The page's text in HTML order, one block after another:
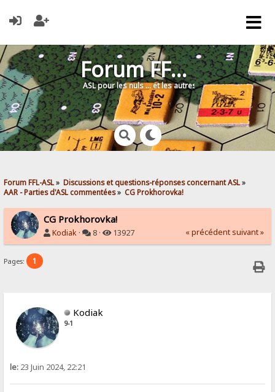
Forum FFL-ASL
ASL pour les nuls … et les autres !
Forum FFL-ASL» Discussions et questions-réponses concernant ASL»
AAR - Parties d'ASL commentées» CG Prokhorovka!
CG Prokhorovka!
Kodiak · 8 · 13927 « précédent suivant »
Pages: 1
Kodiak
9-1
le: 23 Juin 2024, 22:21